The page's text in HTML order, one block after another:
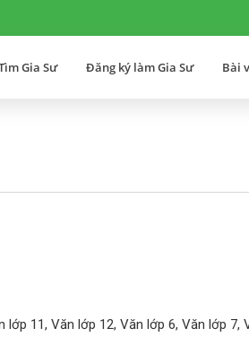
Gia Sư Đăng ký làm Gia Sư Bài
11, Văn lớp 12, Văn lớp 6, Văn lớp 7,